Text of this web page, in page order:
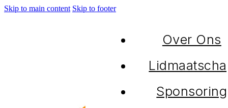
Skip to main content Skip to footer
Over Ons
Sponsoring